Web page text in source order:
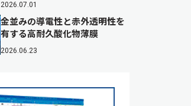
2026.07.01
金並みの導電性と赤外透明性を
有する高耐久酸化物薄膜
2026.06.23